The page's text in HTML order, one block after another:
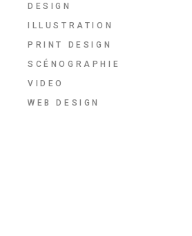
DESIGN
ILLUSTRATION
PRINT DESIGN
SCÉNOGRAPHIE
VIDEO
WEB DESIGN